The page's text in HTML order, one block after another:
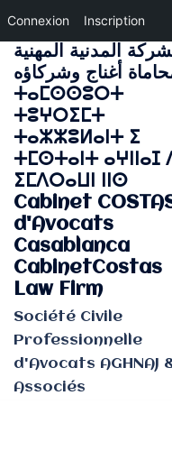
Connexion Inscription
Aller
au
contenu
المدنية المهنية
أغناج وشركاؤه
ⵜⴰⵎⵙⵙⵓⵔⵜ
ⵜⵓⵖⵔⵉⵎⵜ
ⵜⴰⵣⵣⵓⵍⴰⵏⵜ ⵉ
ⵜⵎⵙⵜⴰⵏⵜ ⴰⵖⵏⵏⴰⵊ
ⵉⵎⴷⵔⴰⵡⵏ ⵏⵏⵙ
Cabinet
d'Avocats
Casablanca
CabinetCostas
Law Firm
Société Civile
Professionnelle
d'Avocats AGHNAJ
Associés